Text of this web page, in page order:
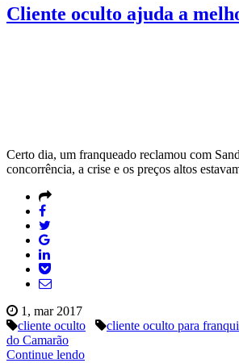
Cliente oculto ajuda a
Certo dia, um franqueado reclamou com
concorrência, a crise e os preços altos
1, mar 2017
cliente oculto
cliente oculto para
do Camarão
Continue lendo